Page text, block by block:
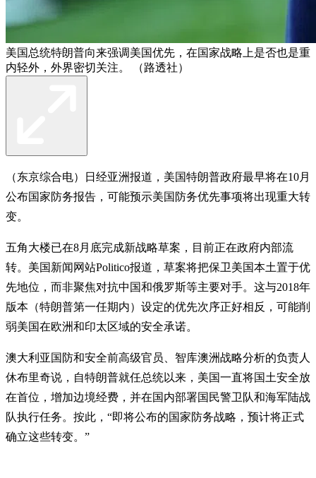
美国总统特朗普向来强调美国优先，在国家战略上是否也是重
内轻外，外界密切关注。 （路透社）
（东京综合电）日经亚洲报道，美国特朗普政府最早将在10月
公布国家防务报告，可能预示美国防务优先事项将出现重大转
变。
五角大楼已在8月底完成新战略草案，目前正在政府内部流
转。美国新闻网站Politico报道，草案将把保卫美国本土置于优
先地位，而非聚焦对抗中国和俄罗斯等主要对手。这与2018年
版本（特朗普第一任期内）设定的优先次序正好相反，可能削
弱美国在欧洲和印太区域的安全承诺。
澳大利亚国防和安全前高级官员、智库澳洲战略分析的负责人
休布里奇说，自特朗普就任总统以来，美国一直将国土安全放
在首位，增加边境经费，并在国内部署国民警卫队和海军陆战
队执行任务。按此，“即将公布的国家防务战略，预计将正式
确立这些转变。”